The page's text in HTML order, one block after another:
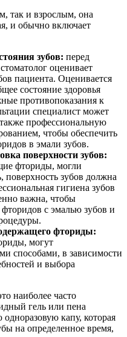
так и взрослым, она
и обычно включает
зубов: перед
оценивает
пациента. Оценивается
состояние здоровья
противопоказания к
специалист может
профессиональную
чтобы обеспечить
в эмали зубов.
поверхности зубов:
фториды, могли
поверхность зубов должна
гигиена зубов
важна, чтобы
с эмалью зубов и
фториды:
могут
способами, в зависимости
и выбора
наиболее часто
гель или пена
капу, которая
на определенное время,